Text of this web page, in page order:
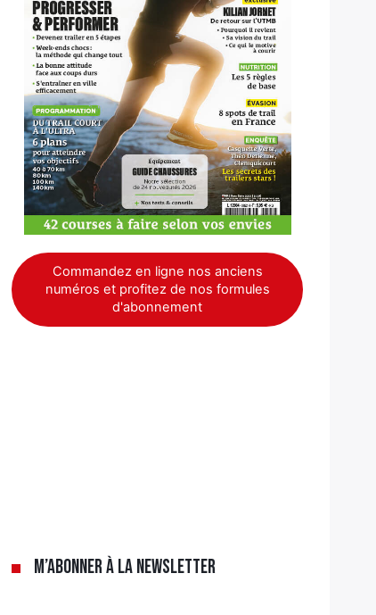
Commandez en ligne nos anciens
numéros et profitez de nos formules
d'abonnement
M’abonner à la newsletter